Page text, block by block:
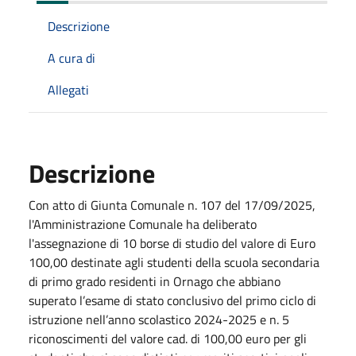
Descrizione
A cura di
Allegati
Descrizione
Con atto di Giunta Comunale n. 107 del 17/09/2025,
l'Amministrazione Comunale ha deliberato
l'assegnazione di 10 borse di studio del valore di Euro
100,00 destinate agli studenti della scuola secondaria
di primo grado residenti in Ornago che abbiano
superato l’esame di stato conclusivo del primo ciclo di
istruzione nell’anno scolastico 2024-2025 e n. 5
riconoscimenti del valore cad. di 100,00 euro per gli